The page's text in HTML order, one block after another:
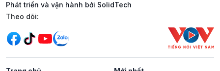
Phát triển và vận hành bởi SolidTech
Mạng xã hội
Theo dõi: